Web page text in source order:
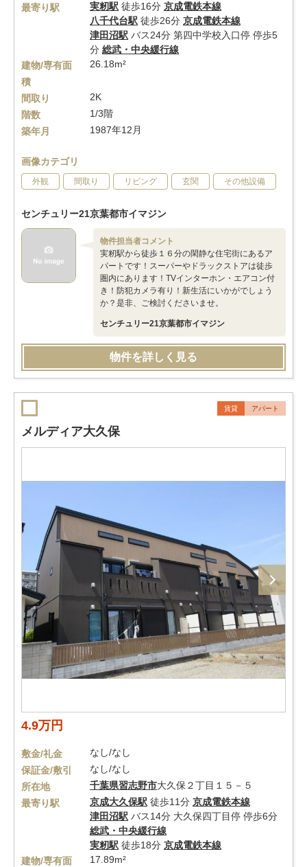
最寄り駅
実籾駅 徒歩16分 京成電鉄本線
八千代台駅 徒歩26分 京成電鉄本線
津田沼駅 バス24分 第四中学校入口停 停歩5
分 総武・中央緩行線
建物/専有面
積
26.18m²
間取り
2K
階数
1/3階
築年月
1987年12月
画像カテゴリ
外観 間取り リビング 玄関 その他設備
センチュリー21京葉都市イマジン
物件担当者コメント
実籾駅から徒歩１６分の閑静な住宅街にあるア
パートです！スーパーやドラックストアは徒歩
圏内にあります！TVインターホン・エアコン付
き！防犯カメラ有り！新生活にいかがでしょう
か？是非、ご検討くださいませ。
センチュリー21京葉都市イマジン
物件を詳しく見る
賃貸 アパート
メルディア大久保
4.9万円
敷金/礼金
なし/なし
保証金/敷引
なし/なし
所在地
千葉県習志野市大久保２丁目１５－５
最寄り駅
京成大久保駅 徒歩11分 京成電鉄本線
津田沼駅 バス14分 大久保四丁目停 停歩6分
総武・中央緩行線
実籾駅 徒歩18分 京成電鉄本線
建物/専有面
17.89m²